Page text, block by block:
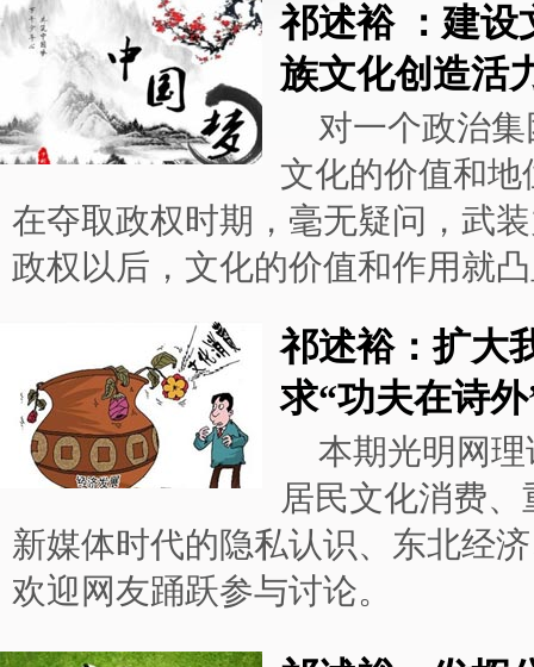
祁述裕 ：建设
族文化创造活
对一个政治
文化的价值和
在夺取政权时期，毫无疑问，武
政权以后，文化的价值和作用就
祁述裕：扩大
求“功夫在诗外
本期光明网
居民文化消费
新媒体时代的隐私认识、东北经
欢迎网友踊跃参与讨论。